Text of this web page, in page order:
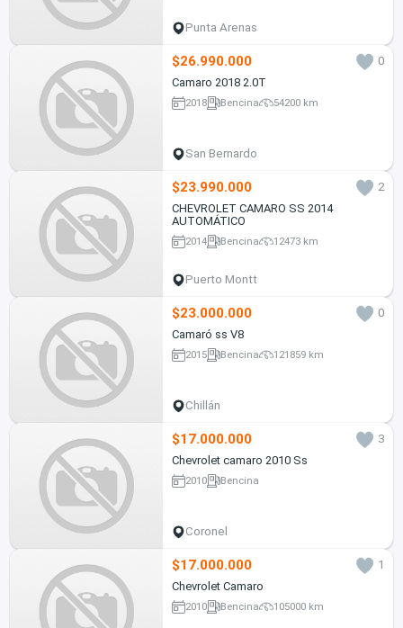
Punta Arenas
$26.990.000
0
Camaro 2018 2.0T
2018 Bencina 54200 km
San Bernardo
$23.990.000
2
CHEVROLET CAMARO SS 2014
AUTOMÁTICO
2014 Bencina 12473 km
Puerto Montt
$23.000.000
0
Camaró ss V8
2015 Bencina 121859 km
Chillán
$17.000.000
3
Chevrolet camaro 2010 Ss
2010 Bencina
Coronel
$17.000.000
1
Chevrolet Camaro
2010 Bencina 105000 km